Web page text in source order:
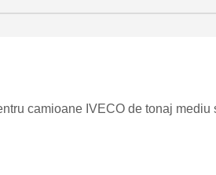
camioane IVECO de tonaj